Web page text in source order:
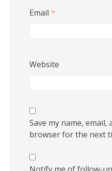
Email *
Website
Save my name,
browser for the next